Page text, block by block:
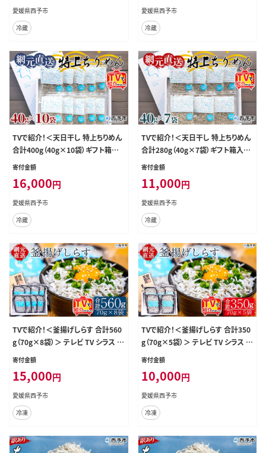
愛媛県西予市
冷蔵
用 網元・祇園丸 愛媛県 西予市【冷
蔵】『最短10営業日以内に発送予定』
愛媛県西予市
冷蔵
TVで紹介！＜天日干し 特上ちりめん
合計400g（40g×10袋）ギフト箱入り
＞ テレビ TV じゃこ しらす 小魚 さか
礼 小分け 海鮮 海産物 おつまみ お
やつ 産地直送 網元・祇園丸 愛媛県
西予市 【冷蔵】『1か月以内に順次出
荷予定』
寄付金額
16,000円
愛媛県西予市
冷蔵
TVで紹介！＜天日干し 特上ちりめん
合計280g（40g×7袋）ギフト箱入り
＞ テレビ TV じゃこ しらす 小魚 さか
礼 小分け 海鮮 海産物 おつまみ お
やつ 産地直送 網元・祇園丸 愛媛県
西予市 【冷蔵】『1か月以内に順次出
荷予定』
寄付金額
11,000円
愛媛県西予市
冷蔵
TVで紹介！＜釜揚げしらす 合計560
g（70g×8袋）＞ テレビ TV シラス ち
りめんじゃこ 海鮮 魚介類 海産物 お
にぎり 具材 おつまみ 箱 パック 乾物
乾燥 しらす干し 天日干し セット 熨
斗 のし ギフト 贈答 網元・祇園丸 愛
媛県 西予市 【冷凍】『1か月以内に順
次出荷予定』
寄付金額
15,000円
愛媛県西予市
冷凍
TVで紹介！＜釜揚げしらす 合計350
g（70g×5袋）＞ テレビ TV シラス ち
りめんじゃこ 海鮮 魚介類 海産物 お
にぎり 具材 おつまみ 箱 パック 乾物
乾燥 しらす干し 天日干し セット 熨
斗 のし ギフト 贈答 網元・祇園丸 愛
媛県 西予市 【冷凍】『1か月以内に順
次出荷予定』
寄付金額
10,000円
愛媛県西予市
冷凍